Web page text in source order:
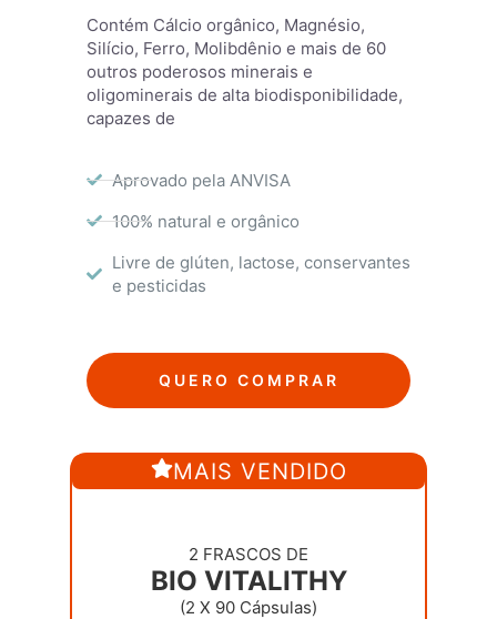
Contém Cálcio orgânico, Magnésio,
Silício, Ferro, Molibdênio e mais de 60
outros poderosos minerais e
oligominerais de alta biodisponibilidade,
capazes de
Aprovado pela ANVISA
100% natural e orgânico
Livre de glúten, lactose, conservantes
e pesticidas
QUERO COMPRAR
MAIS VENDIDO
2 FRASCOS DE
BIO VITALITHY
(2 X 90 Cápsulas)